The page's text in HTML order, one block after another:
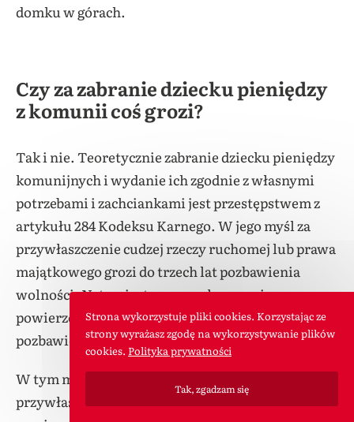
domku w górach.
Czy za zabranie dziecku pieniędzy
z komunii coś grozi?
Tak i nie. Teoretycznie zabranie dziecku pieniędzy
komunijnych i wydanie ich zgodnie z własnymi
potrzebami i zachciankami jest przestępstwem z
artykułu 284 Kodeksu Karnego. W jego myśl za
przywłaszczenie cudzej rzeczy ruchomej lub prawa
majątkowego grozi do trzech lat pozbawienia
wolności. Natomiast za przywłaszczenie
powierzonej rzeczy ruchomej grozi do pięciu lat
pozbawienia wolności.
W tym momencie warto ustalić, czy rodzic
przywłaszcza sobie cudzą rzecz, czy też
Strona wykorzystuje pliki cookies. Korzystając ze
strony wyrażasz zgodę na wykorzystywanie plików
cookies. Polityka prywatności
Tak, zgadzam się